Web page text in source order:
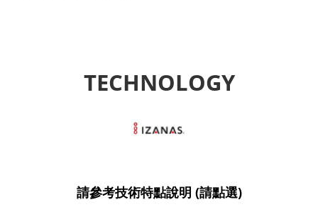
TECHNOLOGY
請參考技術特點說明 (請點選)